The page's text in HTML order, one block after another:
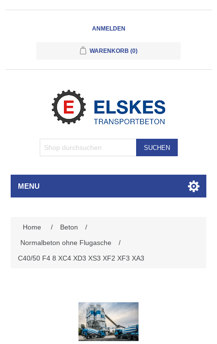
ANMELDEN
WARENKORB (0)
SUCHEN
MENU
Home / Beton
/
Normalbeton ohne Flugasche
/
C40/50 F4 8 XC4 XD3 XS3 XF2 XF3 XA3